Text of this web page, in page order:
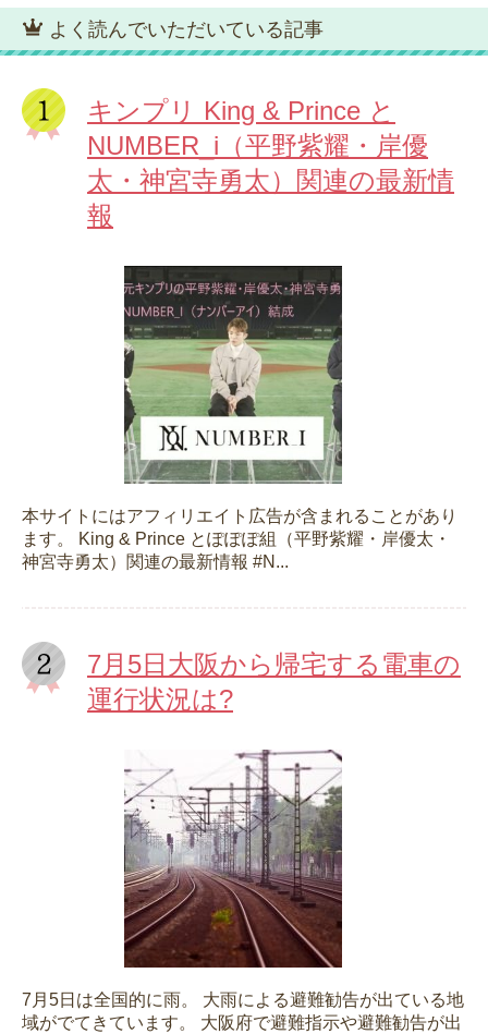
よく読んでいただいている記事
キンプリ King & Prince と
NUMBER_i（平野紫耀・岸優
太・神宮寺勇太）関連の最新情
報
本サイトにはアフィリエイト広告が含まれることがあり
ます。 King & Prince とぽぽぽ組（平野紫耀・岸優太・
神宮寺勇太）関連の最新情報 #N...
7月5日大阪から帰宅する電車の
運行状況は?
7月5日は全国的に雨。 大雨による避難勧告が出ている地
域がでてきています。 大阪府で避難指示や避難勧告が出